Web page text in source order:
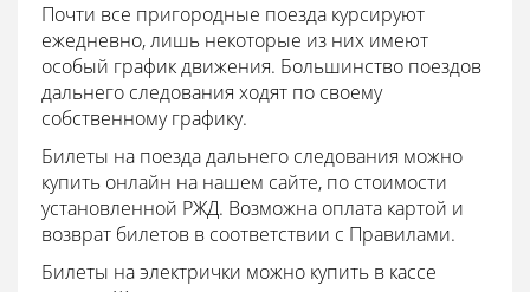
Почти все пригородные поезда курсируют
ежедневно, лишь некоторые из них имеют
особый график движения. Большинство поездов
дальнего следования ходят по своему
собственному графику.
Билеты на поезда дальнего следования можно
купить онлайн на нашем сайте, по стоимости
установленной РЖД. Возможна оплата картой и
возврат билетов в соответствии с Правилами.
Билеты на электрички можно купить в кассе